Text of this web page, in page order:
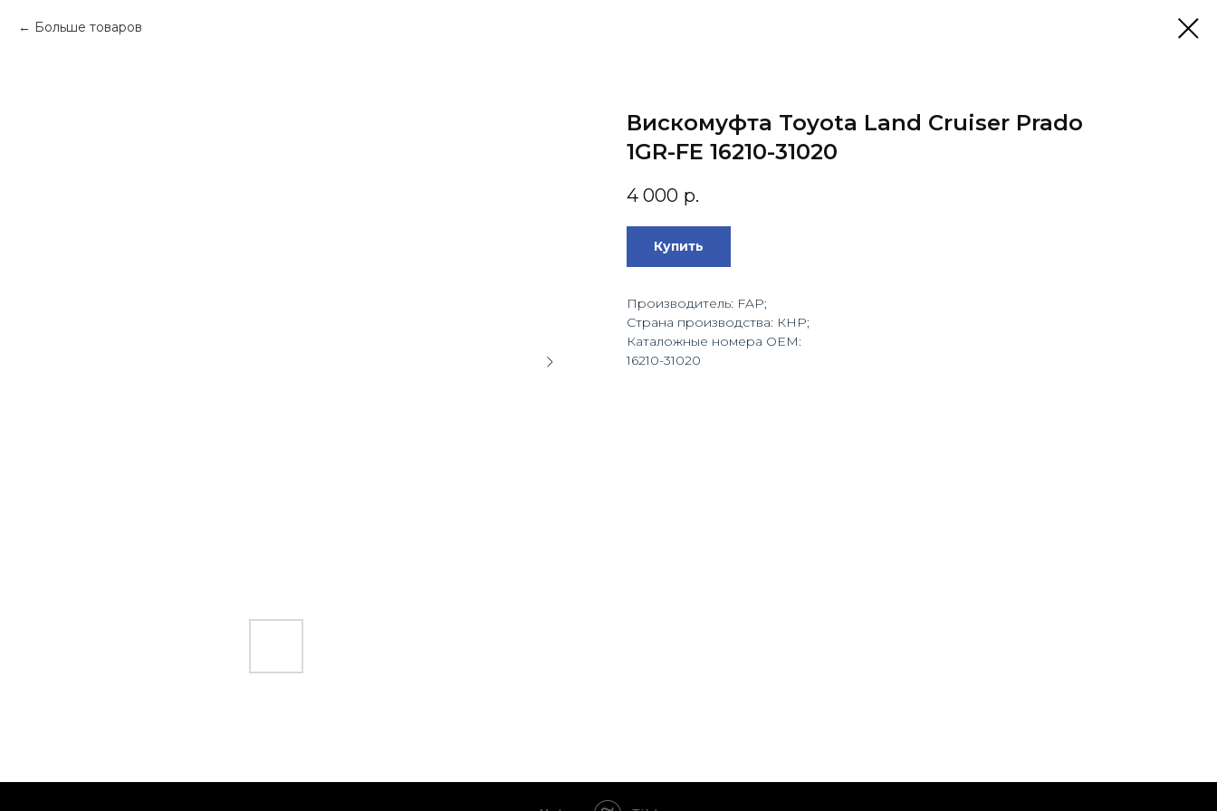
Больше товаров
Вискомуфта Toyota Land Cruiser Prado
1GR-FE 16210-31020
4 000 р.
Купить
Производитель: FAP;
Страна производства: КНР;
Каталожные номера OEM:
16210-31020